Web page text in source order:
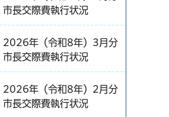
市長交際費執行状況
2026年（令和8年）3月分
市長交際費執行状況
2026年（令和8年）2月分
市長交際費執行状況